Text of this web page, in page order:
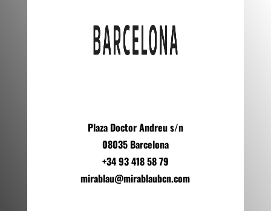
Plaza Doctor Andreu s/n
08035 Barcelona
+34 93 418 58 79
mirablau@mirablaubcn.com